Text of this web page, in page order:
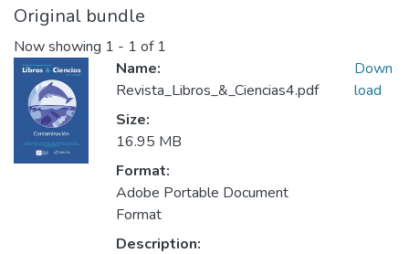
Original bundle
Now showing 1 - 1 of 1
Name:
Revista_Libros_&_Ciencias4.pdf
Size:
16.95 MB
Format:
Adobe Portable Document
Format
Description:
Down
load